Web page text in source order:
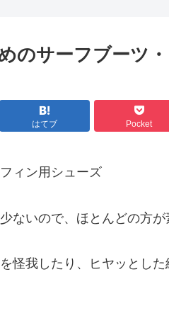
のサーフブーツ
はてブ Pocket
ィン用シューズ
ないので、ほとんどの方
怪我したり、ヒヤッとし